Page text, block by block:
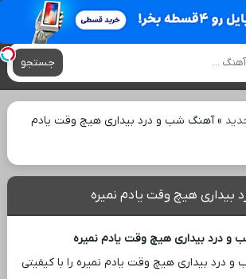
آهنگ های جدید
جستجو
»آهنگ شب و درد بیداری هیچ وقت یادم
هیچ وقت یادم نمیره
و درد بیداری هیچ وقت یادم نمیره
درد بیداری هیچ وقت یادم نمیره را با کیفیتی